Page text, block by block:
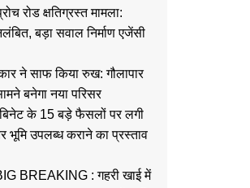
रोड क्षतिग्रस्त मामला:
बड़ा सवाल निर्माण एजेंसी
ने साफ किया रुख: गौलापार
बनेगा नया परिसर
के 15 बड़े फैसलों पर लगी
भूमि उपलब्ध कराने का प्रस्ताव
BREAKING : गहरी खाई में